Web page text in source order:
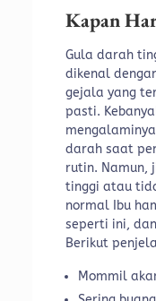
Kapan
Gula darah
dikenal
gejala yang
pasti.
darah saat
rutin. Namun,
tinggi atau
normal Ibu
seperti ini,
Berikut
Mommil